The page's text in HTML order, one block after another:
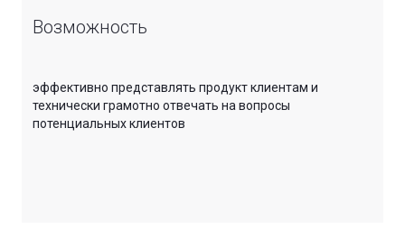
Возможность
эффективно представлять продукт клиентам и
технически грамотно отвечать на вопросы
потенциальных клиентов